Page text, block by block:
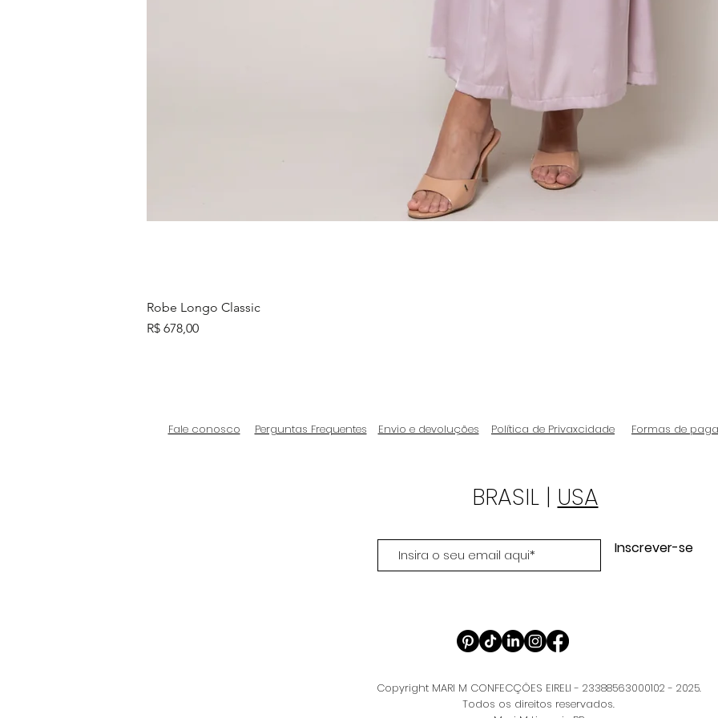
Robe Longo Classic
Preço
R$ 678,00
Fale conosco Perguntas Frequentes Envio e devoluções Política de Privaxcidade Formas de
BRASIL | USA
Inscrever-se
Copyright MARI M CONFECÇÕES EIRELI - 23388563000102 - 2025.
Todos os direitos reservados.